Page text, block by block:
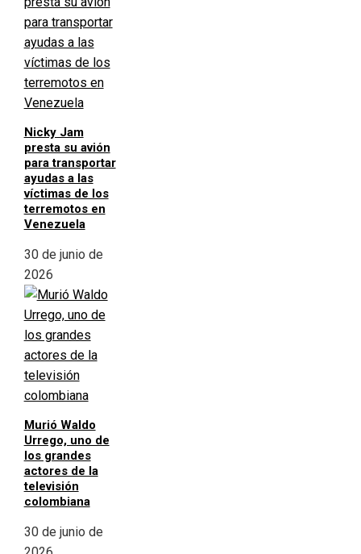
Nicky Jam
presta su avión
para transportar
ayudas a las
víctimas de los
terremotos en
Venezuela
30 de junio de
2026
Murió Waldo
Urrego, uno de
los grandes
actores de la
televisión
colombiana
30 de junio de